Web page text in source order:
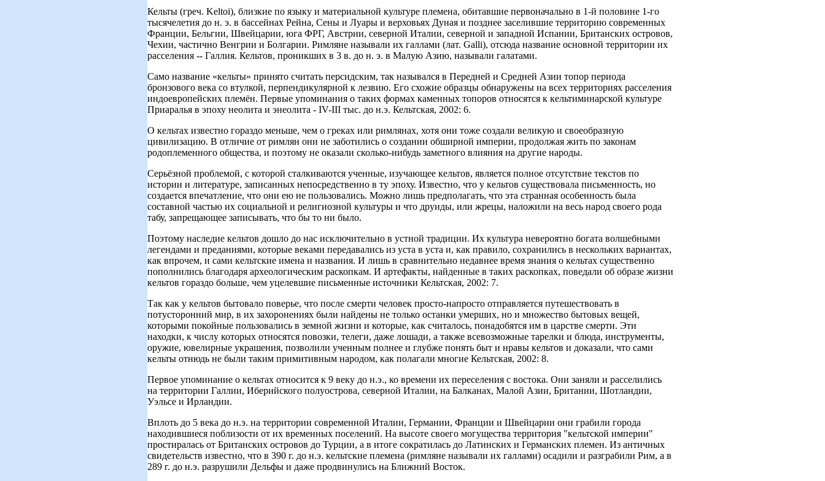
Кельты (греч. Keltoi), близкие по языку и материальной культуре племена, обитавшие первоначально в 1-й половине 1-го
тысячелетия до н. э. в бассейнах Рейна, Сены и Луары и верховьях Дуная и позднее заселившие территорию современных
Франции, Бельгии, Швейцарии, юга ФРГ, Австрии, северной Италии, северной и западной Испании, Британских островов,
Чехии, частично Венгрии и Болгарии. Римляне называли их галлами (лат. Galli), отсюда название основной территории их
расселения -- Галлия. Кельтов, проникших в 3 в. до н. э. в Малую Азию, называли галатами.
Само название «кельты» принято считать персидским, так назывался в Передней и Средней Азии топор периода
бронзового века со втулкой, перпендикулярной к лезвию. Его схожие образцы обнаружены на всех территориях расселения
индоевропейских племён. Первые упоминания о таких формах каменных топоров относятся к кельтиминарской культуре
Приаралья в эпоху неолита и энеолита - IV-III тыс. до н.э. Кельтская, 2002: 6.
О кельтах известно гораздо меньше, чем о греках или римлянах, хотя они тоже создали великую и своеобразную
цивилизацию. В отличие от римлян они не заботились о создании обширной империи, продолжая жить по законам
родоплеменного общества, и поэтому не оказали сколько-нибудь заметного влияния на другие народы.
Серьёзной проблемой, с которой сталкиваются ученные, изучающее кельтов, является полное отсутствие текстов по
истории и литературе, записанных непосредственно в ту эпоху. Известно, что у кельтов существовала письменность, но
создается впечатление, что они ею не пользовались. Можно лишь предполагать, что эта странная особенность была
составной частью их социальной и религиозной культуры и что друиды, или жрецы, наложили на весь народ своего рода
табу, запрещающее записывать, что бы то ни было.
Поэтому наследие кельтов дошло до нас исключительно в устной традиции. Их культура невероятно богата волшебными
легендами и преданиями, которые веками передавались из уста в уста и, как правило, сохранились в нескольких вариантах,
как впрочем, и сами кельтские имена и названия. И лишь в сравнительно недавнее время знания о кельтах существенно
пополнились благодаря археологическим раскопкам. И артефакты, найденные в таких раскопках, поведали об образе жизни
кельтов гораздо больше, чем уцелевшие письменные источники Кельтская, 2002: 7.
Так как у кельтов бытовало поверье, что после смерти человек просто-напросто отправляется путешествовать в
потусторонний мир, в их захоронениях были найдены не только останки умерших, но и множество бытовых вещей,
которыми покойные пользовались в земной жизни и которые, как считалось, понадобятся им в царстве смерти. Эти
находки, к числу которых относятся повозки, телеги, даже лошади, а также всевозможные тарелки и блюда, инструменты,
оружие, ювелирные украшения, позволили ученным полнее и глубже понять быт и нравы кельтов и доказали, что сами
кельты отнюдь не были таким примитивным народом, как полагали многие Кельтская, 2002: 8.
Первое упоминание о кельтах относится к 9 веку до н.э., ко времени их переселения с востока. Они заняли и расселились
на территории Галлии, Иберийского полуострова, северной Италии, на Балканах, Малой Азии, Британии, Шотландии,
Уэльсе и Ирландии.
Вплоть до 5 века до н.э. на территории современной Италии, Германии, Франции и Швейцарии они грабили города
находившиеся поблизости от их временных поселений. На высоте своего могущества территория "кельтской империи"
простиралась от Британских островов до Турции, а в итоге сократилась до Латинских и Германских племен. Из античных
свидетельств известно, что в 390 г. до н.э. кельтские племена (римляне называли их галлами) осадили и разграбили Рим, а в
289 г. до н.э. разрушили Дельфы и даже продвинулись на Ближний Восток.